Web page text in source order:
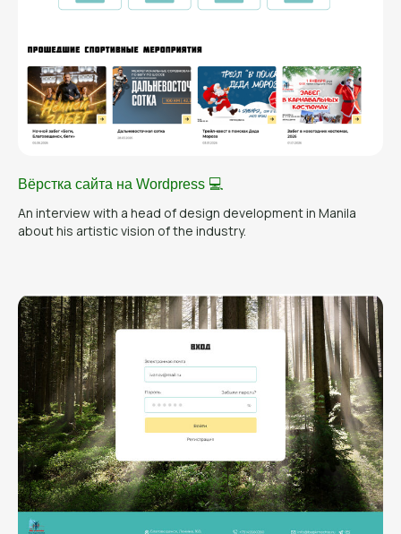
Вёрстка сайта на Wordpress 💻
An interview with a head of design development in Manila
about his artistic vision of the industry.